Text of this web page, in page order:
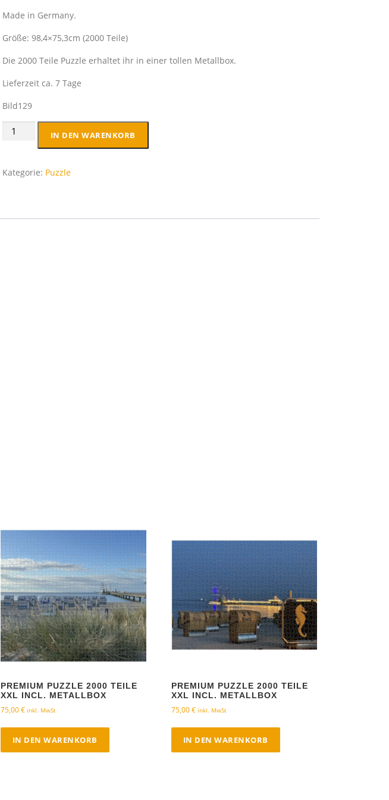
Made in Germany.
Größe: 98,4×75,3cm (2000 Teile)
Die 2000 Teile Puzzle erhaltet ihr in einer tollen Metallbox.
Lieferzeit ca. 7 Tage
Bild129
Premium
Teile
IN DEN WARENKORB
Kategorie: Puzzle
PREMIUM PUZZLE 2000 TEILE
XXL INCL. METALLBOX
75,00€ inkl. MwSt
IN DEN WARENKORB
PREMIUM PUZZLE 2000 TEILE
XXL INCL. METALLBOX
75,00€ inkl. MwSt
IN DEN WARENKORB